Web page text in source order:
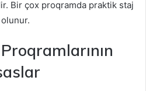
Bir çox proqramda praktik staj